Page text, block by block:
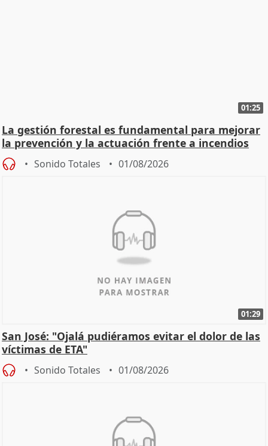
01:25
La gestión forestal es fundamental para mejorar
la prevención y la actuación frente a incendios
Sonido Totales 01/08/2026
01:29
San José: "Ojalá pudiéramos evitar el dolor de las
víctimas de ETA"
Sonido Totales 01/08/2026